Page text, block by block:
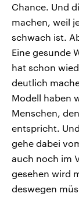
Chance. Und
machen, weil
schwach ist.
Eine gesunde
hat schon
deutlich
Modell haben
Menschen,
entspricht.
gehe dabei
auch noch im
gesehen wird
deswegen